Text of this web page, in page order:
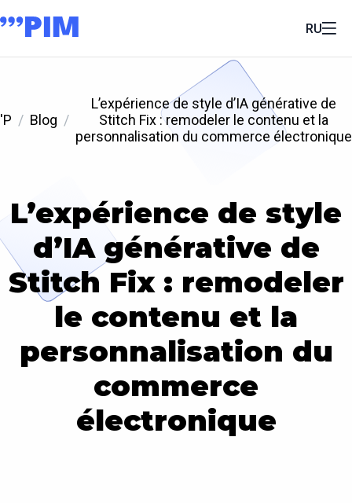
RU
'P Blog
L’expérience de style d’IA générative de
Stitch Fix : remodeler le contenu et la
personnalisation du commerce électronique
L’expérience de style
d’IA générative de
Stitch Fix : remodeler
le contenu et la
personnalisation du
commerce
électronique